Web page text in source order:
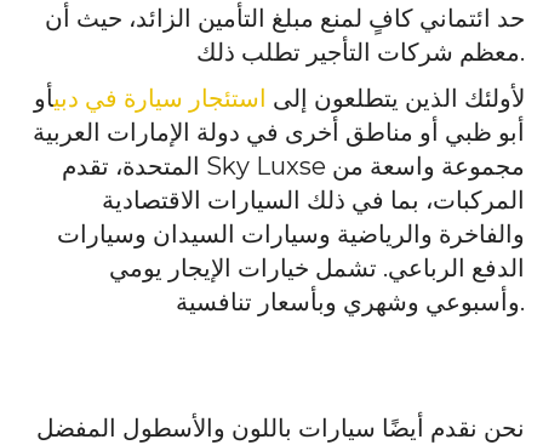
حد ائتماني كافٍ لمنع مبلغ التأمين الزائد، حيث أن
معظم شركات التأجير تطلب ذلك.
لأولئك الذين يتطلعون إلى استئجار سيارة في دبيأو
أبو ظبي أو مناطق أخرى في دولة الإمارات العربية
المتحدة، تقدم Sky Luxse مجموعة واسعة من
المركبات، بما في ذلك السيارات الاقتصادية
والفاخرة والرياضية وسيارات السيدان وسيارات
الدفع الرباعي. تشمل خيارات الإيجار يومي
وأسبوعي وشهري وبأسعار تنافسية.
نحن نقدم أيضًا سيارات باللون والأسطول المفضل